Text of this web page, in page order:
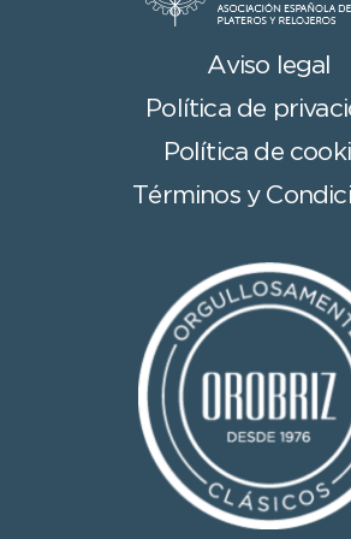
Aviso legal
Política de
Política de
Términos y